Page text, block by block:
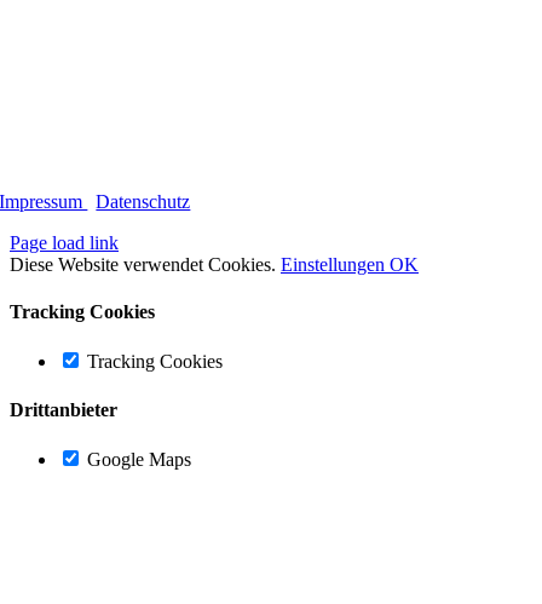
Impressum
Datenschutz
Page load link
Diese Website verwendet Cookies. Einstellungen OK
Tracking Cookies
Tracking Cookies
Drittanbieter
Google Maps